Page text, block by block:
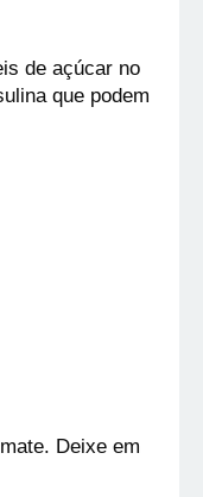
de açúcar no
que podem
Deixe em